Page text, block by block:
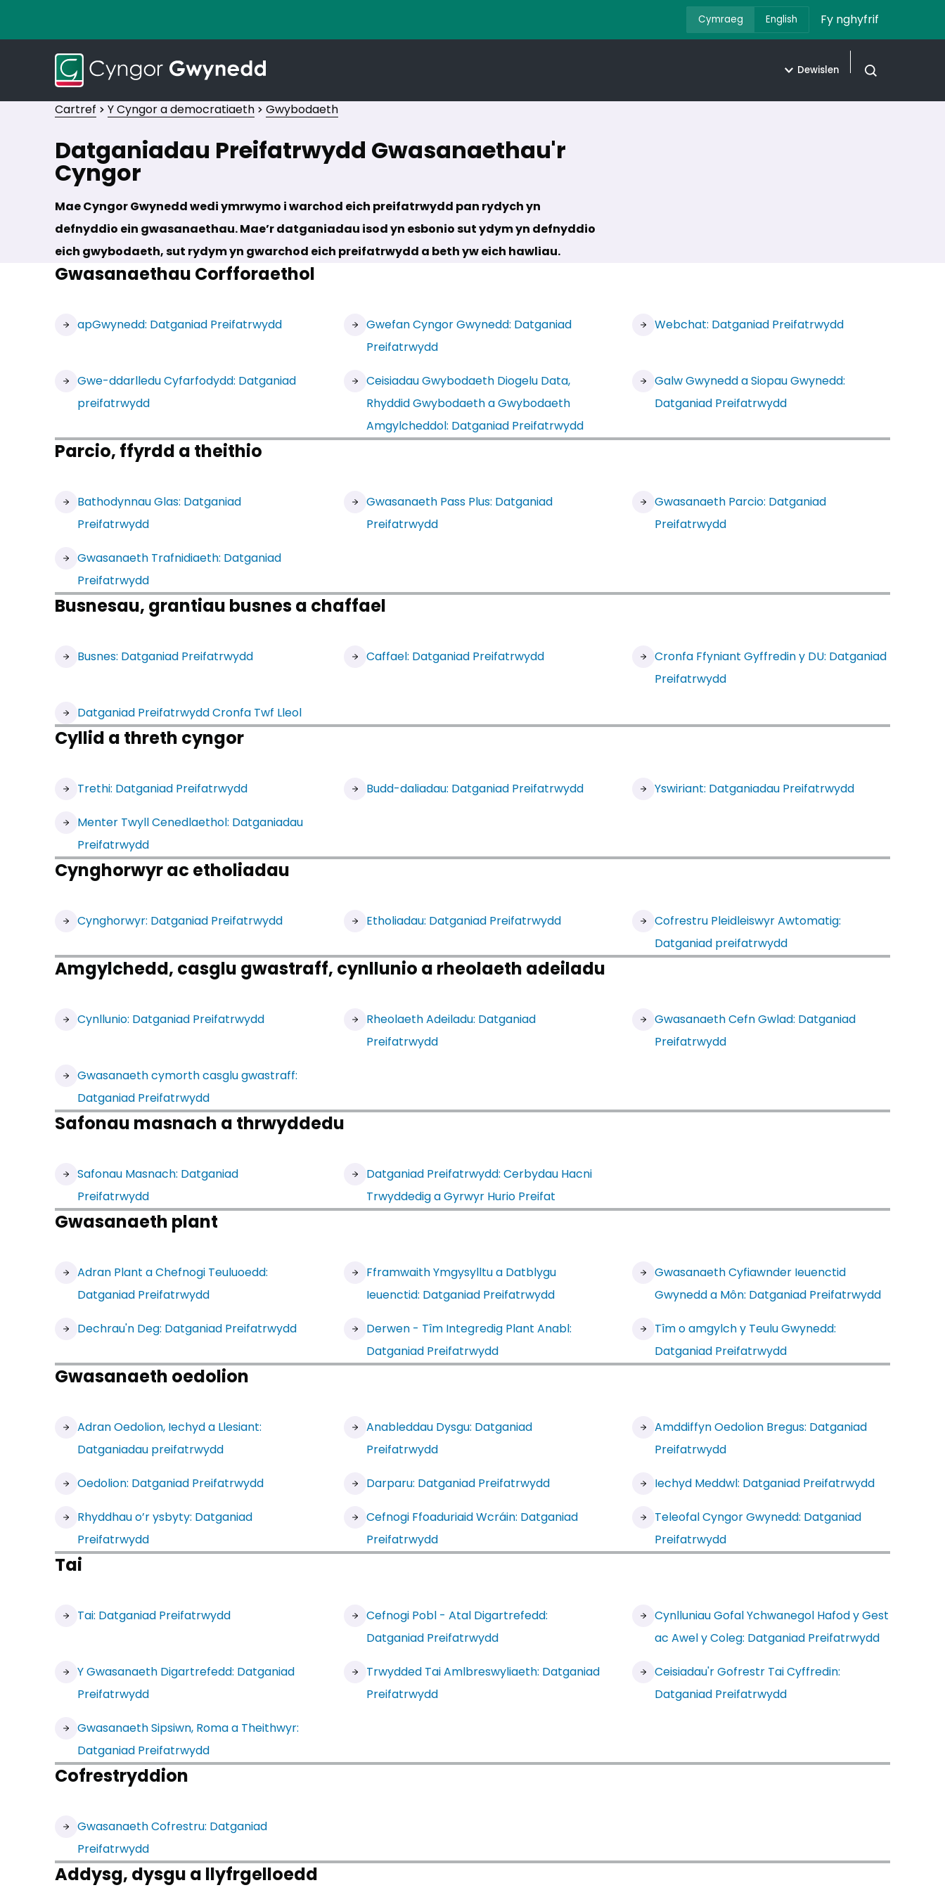
Cymraeg English Fy nghyfrif
Dewislen
Agor chwilio
Cartref Y Cyngor a democratiaeth Gwybodaeth
Datganiadau Preifatrwydd Gwasanaethau'r
Cyngor
Mae Cyngor Gwynedd wedi ymrwymo i warchod eich preifatrwydd pan rydych yn
defnyddio ein gwasanaethau. Mae’r datganiadau isod yn esbonio sut ydym yn defnyddio
eich gwybodaeth, sut rydym yn gwarchod eich preifatrwydd a beth yw eich hawliau.
Gwasanaethau Corfforaethol
apGwynedd: Datganiad Preifatrwydd
Gwefan Cyngor Gwynedd: Datganiad
Preifatrwydd
Webchat: Datganiad Preifatrwydd
Gwe-ddarlledu Cyfarfodydd: Datganiad
preifatrwydd
Ceisiadau Gwybodaeth Diogelu Data,
Rhyddid Gwybodaeth a Gwybodaeth
Amgylcheddol: Datganiad Preifatrwydd
Galw Gwynedd a Siopau Gwynedd:
Datganiad Preifatrwydd
Parcio, ffyrdd a theithio
Bathodynnau Glas: Datganiad
Preifatrwydd
Gwasanaeth Pass Plus: Datganiad
Preifatrwydd
Gwasanaeth Parcio: Datganiad
Preifatrwydd
Gwasanaeth Trafnidiaeth: Datganiad
Preifatrwydd
Busnesau, grantiau busnes a chaffael
Busnes: Datganiad Preifatrwydd Caffael: Datganiad Preifatrwydd
Cronfa Ffyniant Gyffredin y DU: Datganiad
Preifatrwydd
Datganiad Preifatrwydd Cronfa Twf Lleol
Cyllid a threth cyngor
Trethi: Datganiad Preifatrwydd Budd-daliadau: Datganiad Preifatrwydd Yswiriant: Datganiadau Preifatrwydd
Menter Twyll Cenedlaethol: Datganiadau
Preifatrwydd
Cynghorwyr ac etholiadau
Cynghorwyr: Datganiad Preifatrwydd Etholiadau: Datganiad Preifatrwydd
Cofrestru Pleidleiswyr Awtomatig:
Datganiad preifatrwydd
Amgylchedd, casglu gwastraff, cynllunio a rheolaeth adeiladu
Cynllunio: Datganiad Preifatrwydd
Rheolaeth Adeiladu: Datganiad
Preifatrwydd
Gwasanaeth Cefn Gwlad: Datganiad
Preifatrwydd
Gwasanaeth cymorth casglu gwastraff:
Datganiad Preifatrwydd
Safonau masnach a thrwyddedu
Safonau Masnach: Datganiad
Preifatrwydd
Datganiad Preifatrwydd: Cerbydau Hacni
Trwyddedig a Gyrwyr Hurio Preifat
Gwasanaeth plant
Adran Plant a Chefnogi Teuluoedd:
Datganiad Preifatrwydd
Fframwaith Ymgysylltu a Datblygu
Ieuenctid: Datganiad Preifatrwydd
Gwasanaeth Cyfiawnder Ieuenctid
Gwynedd a Môn: Datganiad Preifatrwydd
Dechrau'n Deg: Datganiad Preifatrwydd
Derwen - Tîm Integredig Plant Anabl:
Datganiad Preifatrwydd
Tîm o amgylch y Teulu Gwynedd:
Datganiad Preifatrwydd
Gwasanaeth oedolion
Adran Oedolion, Iechyd a Llesiant:
Datganiadau preifatrwydd
Anableddau Dysgu: Datganiad
Preifatrwydd
Amddiffyn Oedolion Bregus: Datganiad
Preifatrwydd
Oedolion: Datganiad Preifatrwydd Darparu: Datganiad Preifatrwydd Iechyd Meddwl: Datganiad Preifatrwydd
Rhyddhau o’r ysbyty: Datganiad
Preifatrwydd
Cefnogi Ffoaduriaid Wcráin: Datganiad
Preifatrwydd
Teleofal Cyngor Gwynedd: Datganiad
Preifatrwydd
Tai
Tai: Datganiad Preifatrwydd
Cefnogi Pobl - Atal Digartrefedd:
Datganiad Preifatrwydd
Cynlluniau Gofal Ychwanegol Hafod y Gest
ac Awel y Coleg: Datganiad Preifatrwydd
Y Gwasanaeth Digartrefedd: Datganiad
Preifatrwydd
Trwydded Tai Amlbreswyliaeth: Datganiad
Preifatrwydd
Ceisiadau'r Gofrestr Tai Cyffredin:
Datganiad Preifatrwydd
Gwasanaeth Sipsiwn, Roma a Theithwyr:
Datganiad Preifatrwydd
Cofrestryddion
Gwasanaeth Cofrestru: Datganiad
Preifatrwydd
Addysg, dysgu a llyfrgelloedd